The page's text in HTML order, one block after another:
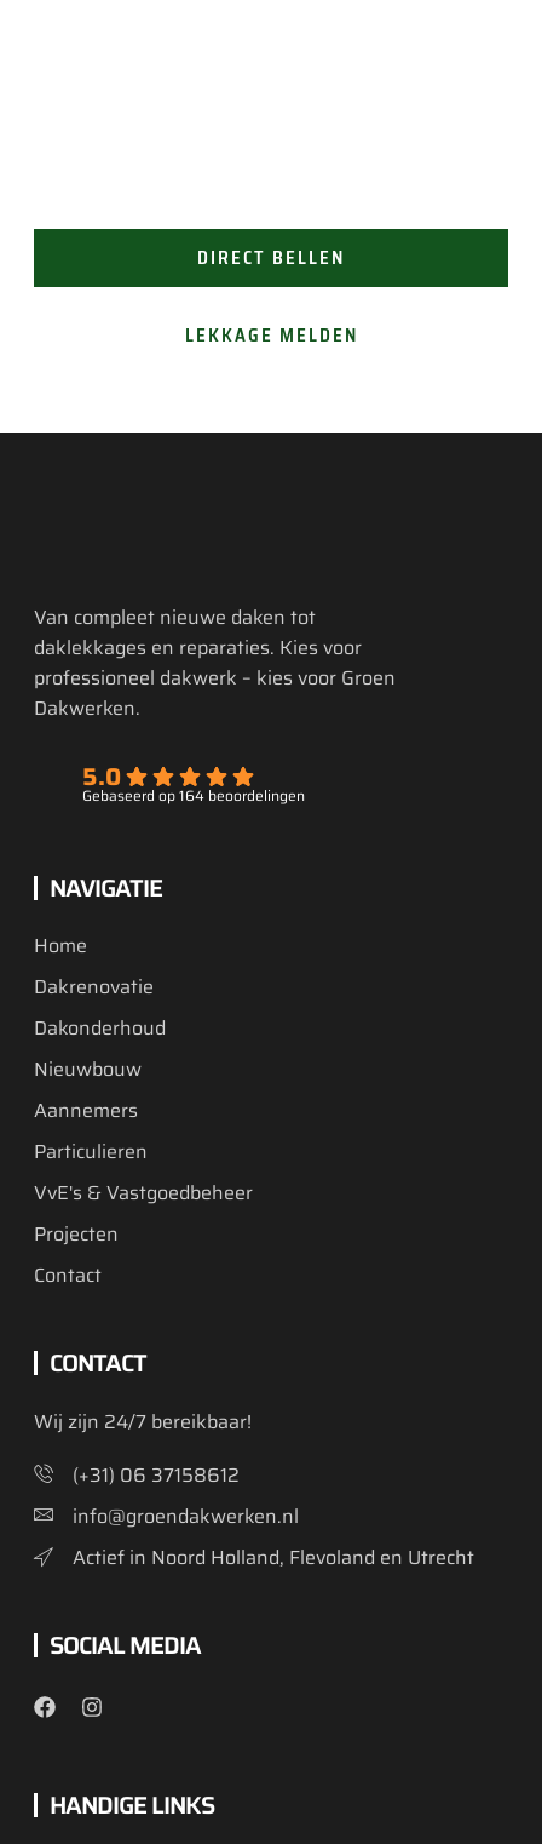
DIRECT BELLEN
LEKKAGE MELDEN
Van compleet nieuwe daken tot
daklekkages en reparaties. Kies voor
professioneel dakwerk – kies voor Groen
Dakwerken.
5.0
Gebaseerd op 164 beoordelingen
NAVIGATIE
Home
Dakrenovatie
Dakonderhoud
Nieuwbouw
Aannemers
Particulieren
VvE's & Vastgoedbeheer
Projecten
Contact
CONTACT
Wij zijn 24/7 bereikbaar!
(+31) 06 37158612
info@groendakwerken.nl
Actief in Noord Holland, Flevoland en Utrecht
SOCIAL MEDIA
HANDIGE LINKS